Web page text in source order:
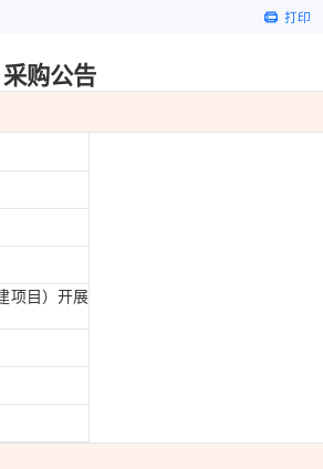
打印
采购公告
项目）开展